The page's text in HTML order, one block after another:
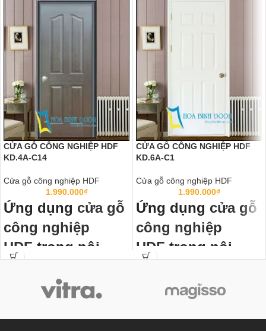
CỬA GỖ CÔNG NGHIỆP HDF
KD.4A-C14
Cửa gỗ công nghiệp HDF
1.990.000₫
Ứng dụng cửa gỗ
công nghiệp
HDF trong nội
Cửa gỗ công nghiệp HDF
chuẩn mực cửa thông phòng, cửa
CỬA GỖ CÔNG NGHIỆP HDF
KD.6A-C1
Cửa gỗ công nghiệp HDF
1.990.000₫
Ứng dụng cửa gỗ
công nghiệp
HDF trong nội
Cửa gỗ công nghiệp HDF
chuẩn mực cửa thông phòng, cửa